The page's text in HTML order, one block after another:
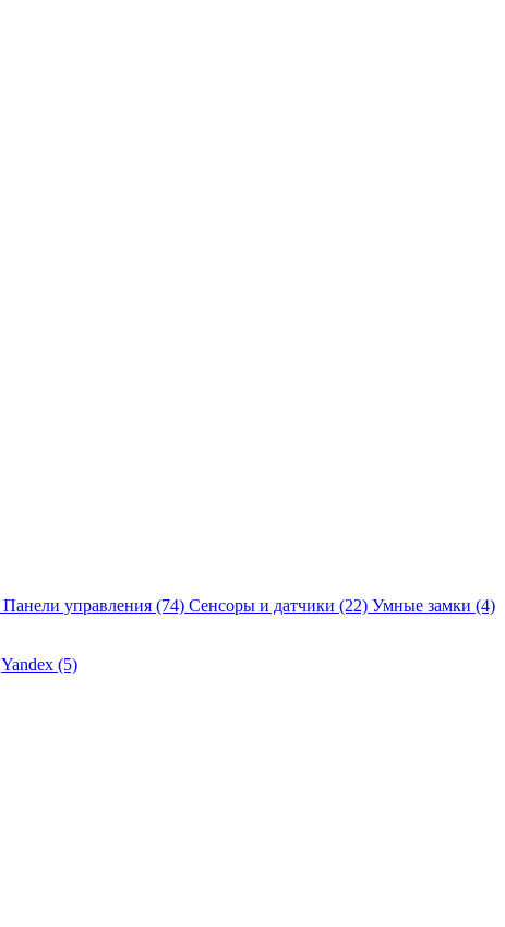
Панели управления (74) Сенсоры и датчики (22) Умные замки (4)
Yandex (5)